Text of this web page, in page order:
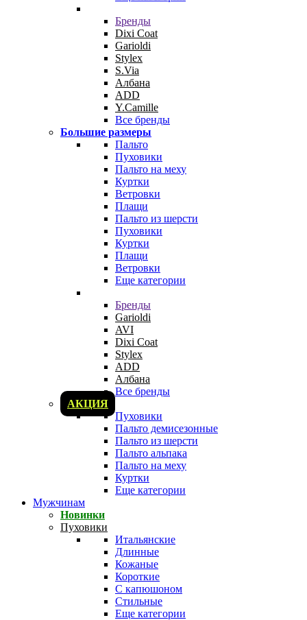
Бренды
Dixi Coat
Garioldi
Stylex
S.Via
Албана
ADD
Y.Camille
Все бренды
Большие размеры
Пальто
Пуховики
Пальто на меху
Куртки
Ветровки
Плащи
Пальто из шерсти
Пуховики
Куртки
Плащи
Ветровки
Еще категории
Бренды
Garioldi
AVI
Dixi Coat
Stylex
ADD
Албана
Все бренды
АКЦИЯ
Пуховики
Пальто демисезонные
Пальто из шерсти
Пальто альпака
Пальто на меху
Куртки
Еще категории
Мужчинам
Новинки
Пуховики
Итальянские
Длинные
Кожаные
Короткие
С капюшоном
Стильные
Еще категории